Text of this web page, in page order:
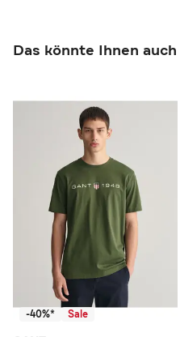
Das könnte Ihnen
-40%* Sale